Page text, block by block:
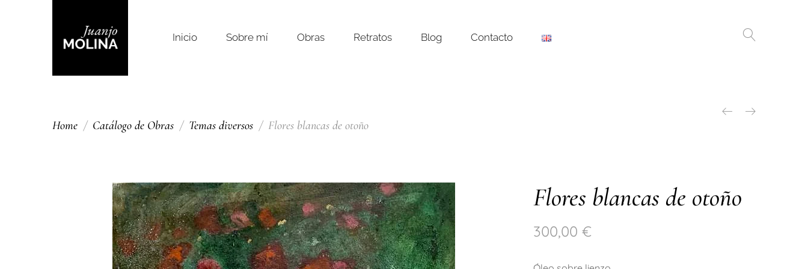
Inicio Sobre mí Obras Retratos Blog Contacto
Home Catálogo de Obras Temas diversos Flores blancas de otoño
Flores blancas de otoño
300,00 €